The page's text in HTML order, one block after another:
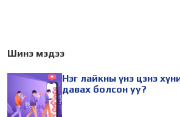
өдөр зохион
холбогдуулан Нийслэлийн
Шинэ мэдээ
Нэг лайкны үнэ цэнэ
давах болсон уу?